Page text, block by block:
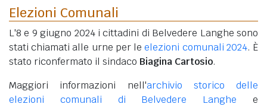
Elezioni Comunali
L'8 e 9 giugno 2024 i cittadini di Belvedere Langhe sono
stati chiamati alle urne per leelezioni comunali 2024. È
stato riconfermato il sindaco Biagina Cartosio.
Maggiori informazioni nell'archivio storico delle
elezioni comunali di Belvedere Langhe e